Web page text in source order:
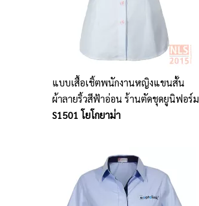
แบบเสื้อเชิ้ตพนักงานหญิงแขนสั้น
ผ้าลายริ้วสีฟ้าอ่อน ร้านตัดชุดยูนิฟอร์ม
พนักงาน
S1501 โยโกยาม่า